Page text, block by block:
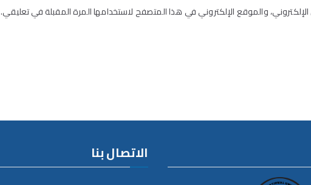
والموقع الإلكتروني في هذا المتصفح لاستخدامها المرة المقبلة في تعليقي.
الاتصال بنا